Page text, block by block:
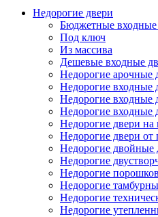
Недорогие двери
Бюджетные входные
Под ключ
Из массива
Дешевые входные
Недорогие арочные
Недорогие входные
Недорогие входные
Недорогие входные
Недорогие двери
Недорогие двери от
Недорогие двойные
Недорогие
Недорогие
Недорогие
Недорогие
Недорогие